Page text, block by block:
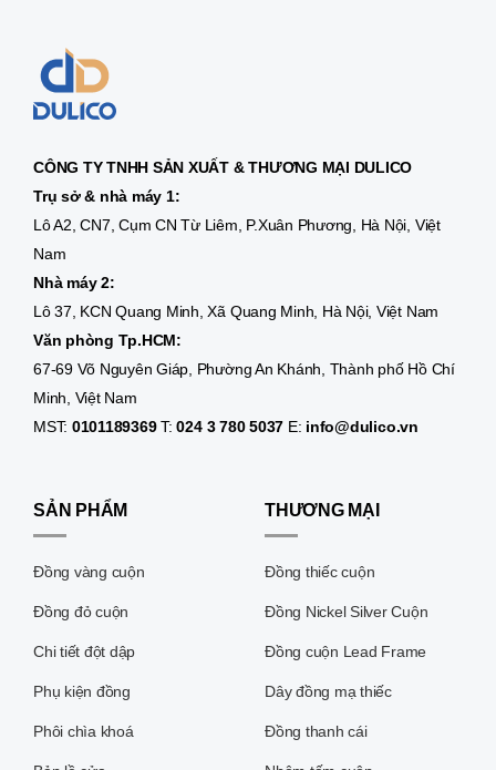
CÔNG TY TNHH SẢN XUẤT & THƯƠNG MẠI DULICO
Trụ sở & nhà máy 1:
Lô A2, CN7, Cụm CN Từ Liêm, P.Xuân Phương, Hà Nội, Việt
Nam
Nhà máy 2:
Lô 37, KCN Quang Minh, Xã Quang Minh, Hà Nội, Việt Nam
Văn phòng Tp.HCM:
67-69 Võ Nguyên Giáp, Phường An Khánh, Thành phố Hồ Chí
Minh, Việt Nam
MST: 0101189369T:024 3 780 5037 E: info@dulico.vn
SẢN PHẨM
Đồng vàng cuộn
Đồng đỏ cuộn
Chi tiết đột dập
Phụ kiện đồng
Phôi chìa khoá
THƯƠNG MẠI
Đồng thiếc cuộn
Đồng Nickel Silver Cuộn
Đồng cuộn Lead Frame
Dây đồng mạ thiếc
Đồng thanh cái